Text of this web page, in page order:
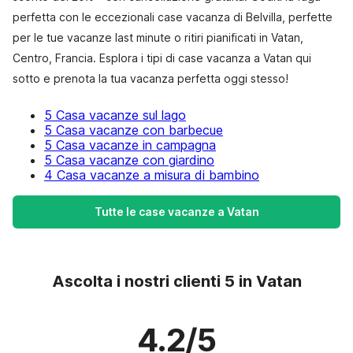
perfetta con le eccezionali case vacanza di Belvilla, perfette
per le tue vacanze last minute o ritiri pianificati in Vatan,
Centro, Francia. Esplora i tipi di case vacanza a Vatan qui
sotto e prenota la tua vacanza perfetta oggi stesso!
5 Casa vacanze sul lago
5 Casa vacanze con barbecue
5 Casa vacanze in campagna
5 Casa vacanze con giardino
4 Casa vacanze a misura di bambino
Tutte le case vacanze a Vatan
Ascolta i nostri clienti 5 in Vatan
4.2/5